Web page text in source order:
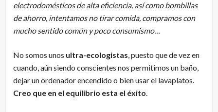
electrodomésticos de alta eficiencia, así como bombillas
de ahorro, intentamos no tirar comida, compramos con
mucho sentido común y poco consumismo…
No somos unos ultra-ecologistas, puesto que de vez en
cuando, aún siendo conscientes nos permitimos un baño,
dejar un ordenador encendido o bien usar el lavaplatos.
Creo que en el equilibrio esta el éxito.